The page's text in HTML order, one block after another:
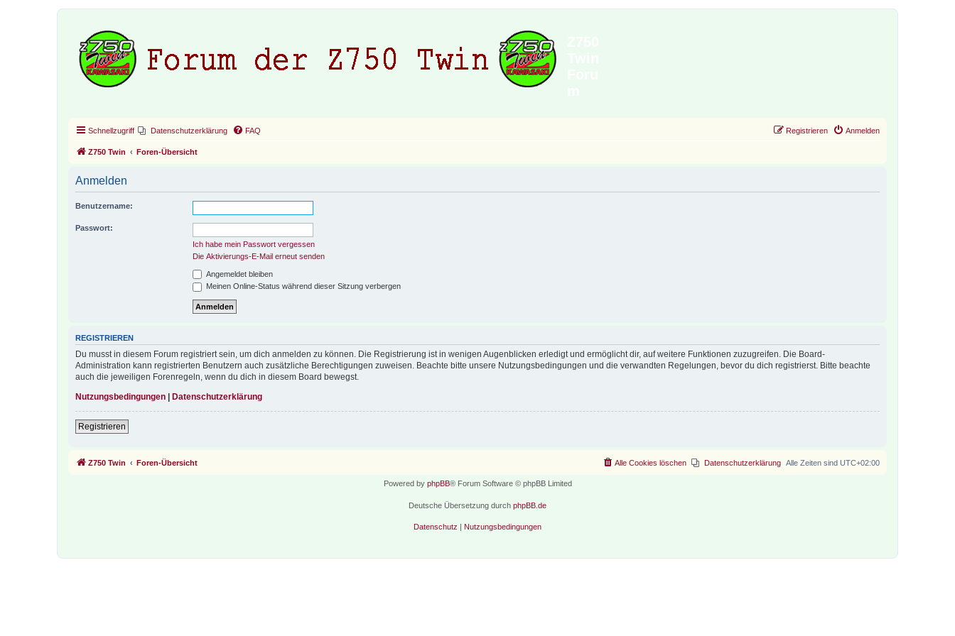
Schnellzugriff Datenschutzerklärung FAQ Anmelden
Registrieren
Z750 Twin Foren-Übersicht
Anmelden
Benutzername:
Passwort:
Ich habe mein Passwort vergessen
Die Aktivierungs-E-Mail erneut senden
Angemeldet bleiben
Meinen Online-Status während dieser Sitzung verbergen
REGISTRIEREN
Du musst in diesem Forum registriert sein, um dich anmelden zu können. Die Registrierung ist in wenigen Augenblicken erledigt und ermöglicht dir, auf weitere Funktionen zuzugreifen. Die Board-
Administration kann registrierten Benutzern auch zusätzliche Berechtigungen zuweisen. Beachte bitte unsere Nutzungsbedingungen und die verwandten Regelungen, bevor du dich registrierst. Bitte beachte
auch die jeweiligen Forenregeln, wenn du dich in diesem Board bewegst.
Nutzungsbedingungen
Datenschutzerklärung
Registrieren
Z750 Twin Foren-Übersicht Alle Zeiten sind UTC+02:00
Datenschutzerklärung
Alle Cookies löschen
Powered by phpBB® Forum Software © phpBB Limited
Deutsche Übersetzung durch phpBB.de
Datenschutz Nutzungsbedingungen